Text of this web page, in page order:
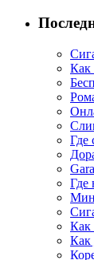
Как
Где
Где
Как
Как